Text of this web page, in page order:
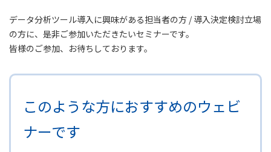
データ分析ツール導入に興味がある担当者の方 / 導入決定検討立場
の方に、是非ご参加いただきたいセミナーです。
皆様のご参加、お待ちしております。
このような方におすすめのウェビ
ナーです